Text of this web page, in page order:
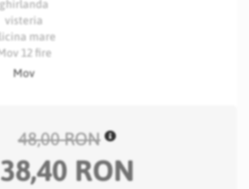
Mov
48,00 RON
38,40 RON